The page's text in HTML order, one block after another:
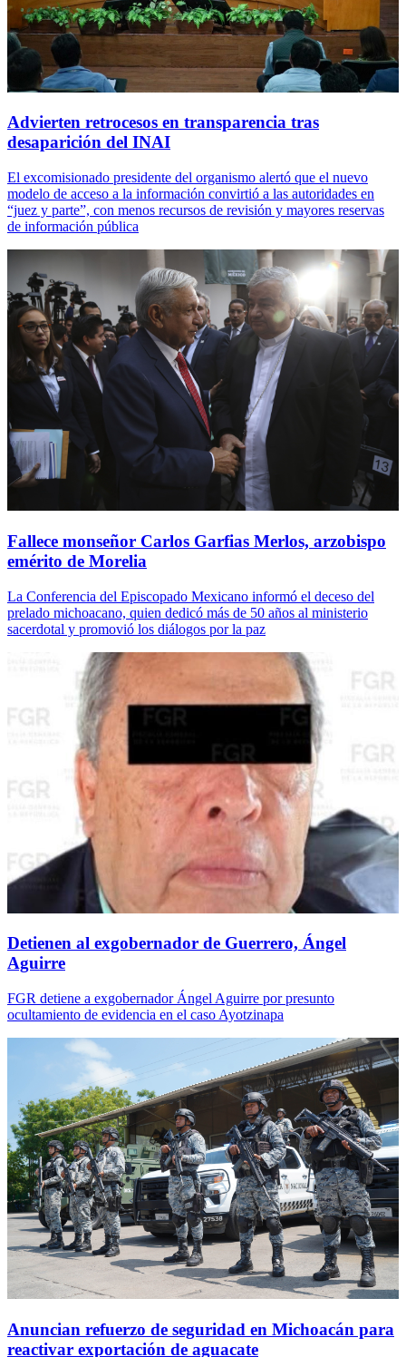
Advierten retrocesos en transparencia tras
desaparición del INAI
El excomisionado presidente del organismo alertó que el nuevo
modelo de acceso a la información convirtió a las autoridades en
“juez y parte”, con menos recursos de revisión y mayores reservas
de información pública
Fallece monseñor Carlos Garfias Merlos, arzobispo
emérito de Morelia
La Conferencia del Episcopado Mexicano informó el deceso del
prelado michoacano, quien dedicó más de 50 años al ministerio
sacerdotal y promovió los diálogos por la paz
Detienen al exgobernador de Guerrero, Ángel
Aguirre
FGR detiene a exgobernador Ángel Aguirre por presunto
ocultamiento de evidencia en el caso Ayotzinapa
Anuncian refuerzo de seguridad en Michoacán para
reactivar exportación de aguacate